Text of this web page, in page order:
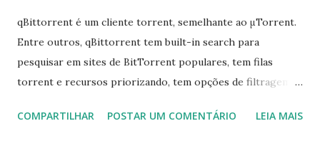
qBittorrent é um cliente torrent, semelhante ao μTorrent.
Entre outros, qBittorrent tem built-in search para
pesquisar em sites de BitTorrent populares, tem filas
torrent e recursos priorizando, tem opções de filtragem
limitações de largura de banda. A última versão
COMPARTILHAR POSTAR UM COMENTÁRIO LEIA MAIS